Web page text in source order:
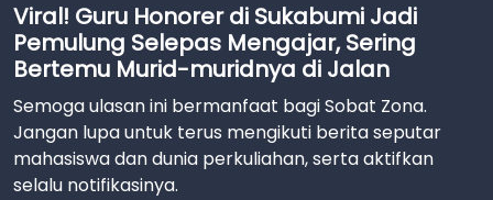
Viral! Guru Honorer di Sukabumi Jadi
Pemulung Selepas Mengajar, Sering
Bertemu Murid-muridnya di Jalan
Semoga ulasan ini bermanfaat bagi Sobat Zona.
Jangan lupa untuk terus mengikuti berita seputar
mahasiswa dan dunia perkuliahan, serta aktifkan
selalu notifikasinya.